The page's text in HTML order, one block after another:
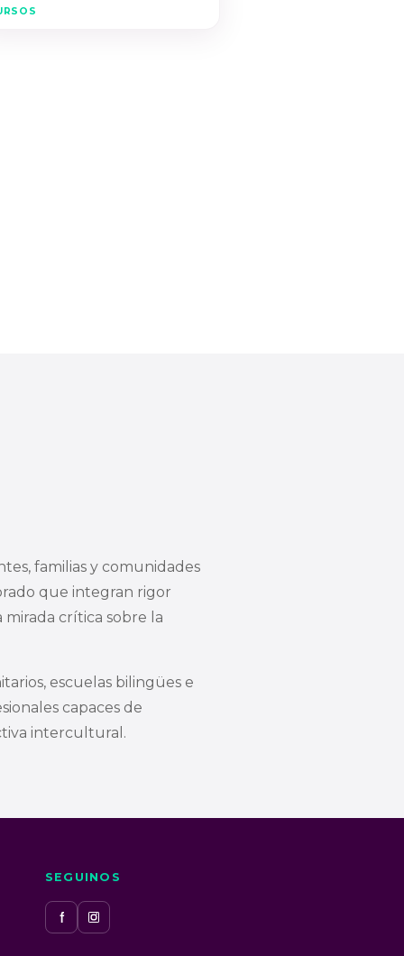
familias y comunidades
que integran rigor
crítica sobre la
escuelas bilingües e
capaces de
intercultural.
SEGUINOS